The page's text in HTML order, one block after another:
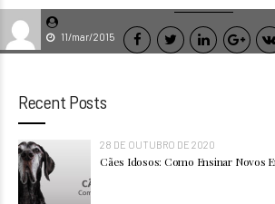
11/mar/2015
Recent Posts
28 DE OUTUBRO DE 2020
Cães Idosos: Como Ensinar Novos